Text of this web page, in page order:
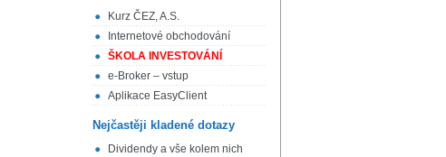
Kurz ČEZ, A.S.
Internetové obchodování
ŠKOLA INVESTOVÁNÍ
e-Broker – vstup
Aplikace EasyClient
Nejčastěji kladené dotazy
Dividendy a vše kolem nich